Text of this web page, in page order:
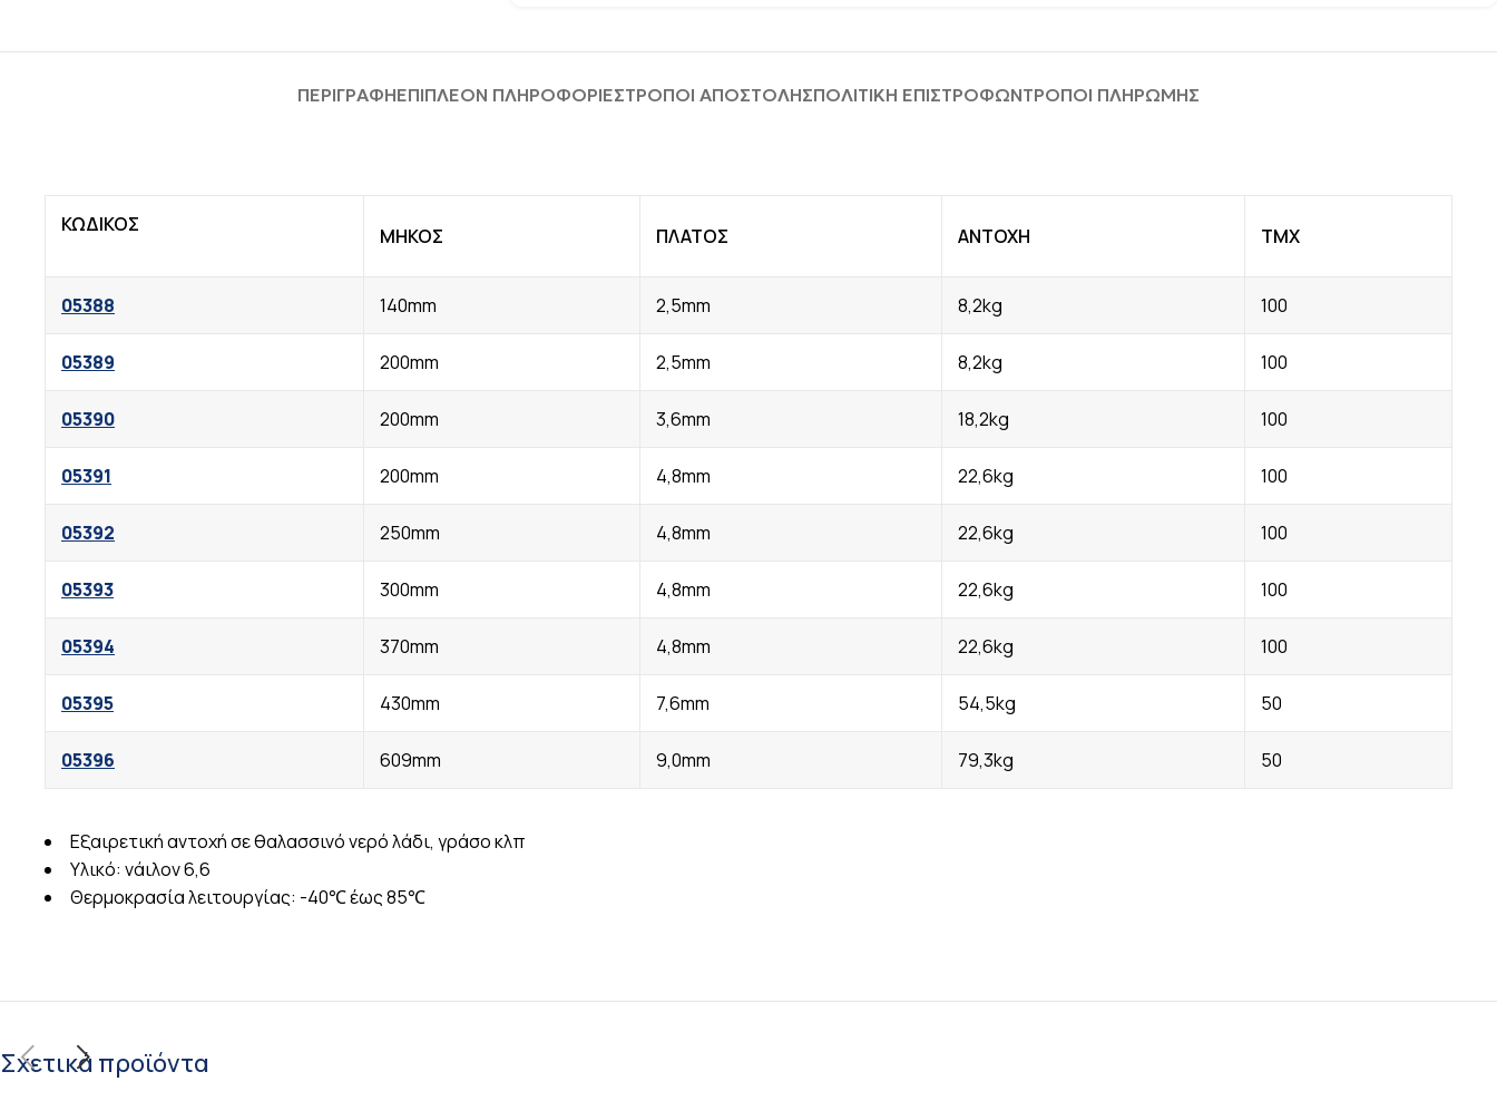
ΠΕΡΙΓΡΑΦΉΕΠΙΠΛΈΟΝ ΠΛΗΡΟΦΟΡΊΕΣΤΡΟΠΟΙ ΑΠΟΣΤΟΛΗΣΠΟΛΙΤΙΚΗ ΕΠΙΣΤΡΟΦΩΝΤΡΟΠΟΙ ΠΛΗΡΩΜΗΣ
ΚΩΔΙΚΟΣ ΜΗΚΟΣ ΠΛΑΤΟΣ ΑΝΤΟΧΗ ΤΜΧ
05388 140mm 2,5mm 8,2kg 100
05389 200mm 2,5mm 8,2kg 100
05390 200mm 3,6mm 18,2kg 100
05391 200mm 4,8mm 22,6kg 100
05392 250mm 4,8mm 22,6kg 100
05393 300mm 4,8mm 22,6kg 100
05394 370mm 4,8mm 22,6kg 100
05395 430mm 7,6mm 54,5kg 50
05396 609mm 9,0mm 79,3kg 50
Εξαιρετική αντοχή σε θαλασσινό νερό λάδι, γράσο κλπ
Υλικό: νάιλον 6,6
Θερμοκρασία λειτουργίας: -40℃ έως 85℃
Σχετικά προϊόντα